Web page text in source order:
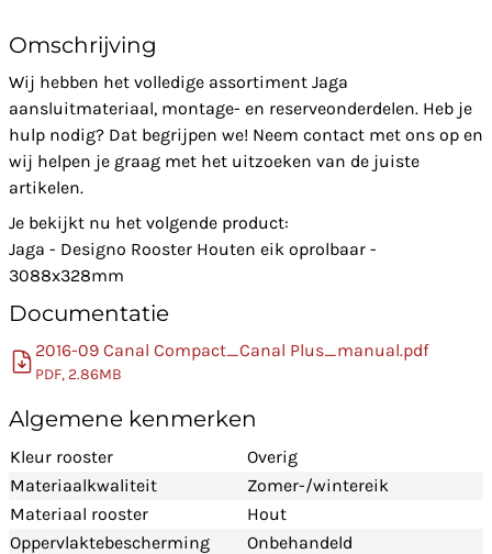
Omschrijving
Wij hebben het volledige assortiment Jaga
aansluitmateriaal, montage- en reserveonderdelen. Heb je
hulp nodig? Dat begrijpen we! Neem contact met ons op en
wij helpen je graag met het uitzoeken van de juiste
artikelen.
Je bekijkt nu het volgende product:
Jaga - Designo Rooster Houten eik oprolbaar -
3088x328mm
Documentatie
2016-09 Canal Compact_Canal Plus_manual.pdf
PDF, 2.86MB
Algemene kenmerken
Kleur rooster
Overig
Materiaalkwaliteit
Zomer-/wintereik
Materiaal rooster
Hout
Oppervlaktebescherming
Onbehandeld